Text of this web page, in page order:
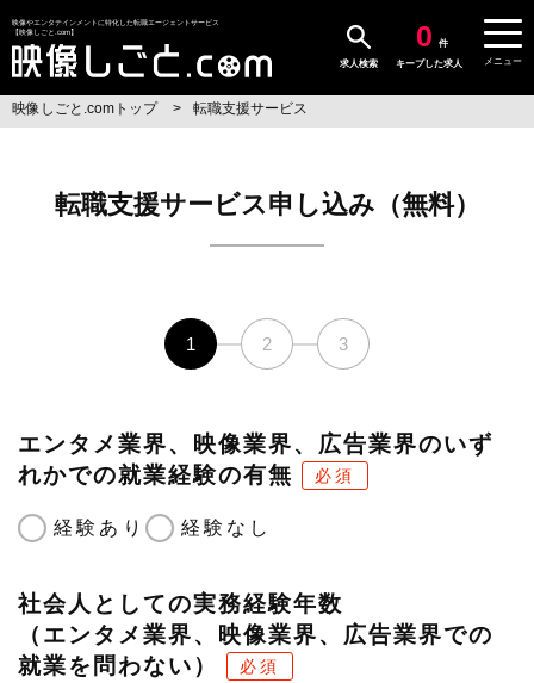
映像やエンタテインメントに特化した転職エージェントサービス
【映像しごと.com】
求人検索
0
件
キープした求人
メニュー
映像しごと.comトップ 転職支援サービス
転職支援サービス申し込み（無料）
1 2 3
エンタメ業界、映像業界、広告業界のいず
れかでの就業経験の有無
必須
経験あり 経験なし
社会人としての実務経験年数
（エンタメ業界、映像業界、広告業界での
就業を問わない）
必須